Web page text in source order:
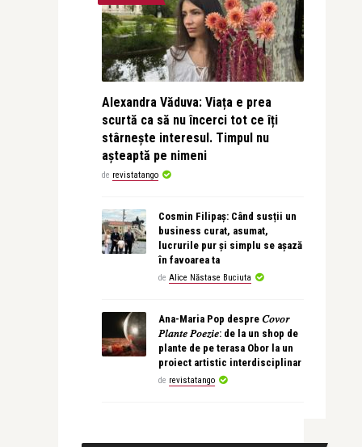
Alexandra Văduva: Viața e prea
scurtă ca să nu încerci tot ce îți
stârnește interesul. Timpul nu
așteaptă pe nimeni
de revistatango
Cosmin Filipaș: Când susții un
business curat, asumat,
lucrurile pur și simplu se așază
în favoarea ta
de Alice Năstase Buciuta
Ana-Maria Pop despre 𝐶𝑜𝑣𝑜𝑟
𝑃𝑙𝑎𝑛𝑡𝑒 𝑃𝑜𝑒𝑧𝑖𝑒: de la un shop de
plante de pe terasa Obor la un
proiect artistic interdisciplinar
de revistatango